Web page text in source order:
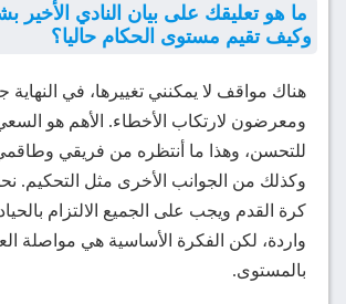
ما هو تعليقك على بيان النادي الأخير
وكيف تقيم مستوى الحكام حاليا؟
هناك مواقف لا يمكنني تغييرها، في النهاية
ومعرضون لارتكاب الأخطاء. الأهم هو
للتحسن، وهذا ما أنتظره من فريقي
وكذلك من الجوانب الأخرى مثل التحكيم.
كرة القدم ويجب على الجميع الالتزام
واردة، لكن الفكرة الأساسية هي مواصلة
بالمستوى.